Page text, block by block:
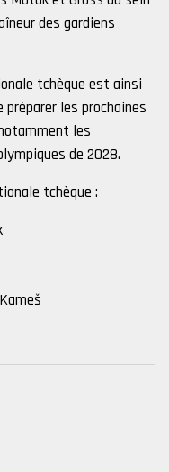
des gardiens
tchèque est ainsi
les prochaines
les
de 2028.
tchèque :